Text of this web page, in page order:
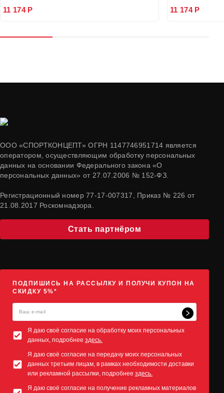
11 174 Р 11 174 Р
ООО «СПОРТКОНЦЕПТ» ОГРН 1147746951714 является
оператором, осуществляющим обработку персональных
данных на основании Федерального закона «О
персональных данных» от 27.07.2006 № 152-ФЗ.
Регистрационный номер 77-17-007317, Приказ № 226 от
21.08.2017 Роскомнадзора.
Стать партнёром
ПОДПИШИСЬ НА РАССЫЛКУ И ПОЛУЧИ КУПОН НА
СКИДКУ 5%*
Я даю своё согласие на обработку моих персональных
данных, подробнее здесь.
Я даю своё согласие на передачу моих персональных
данных третьим лицам, в рамках необходимости доставки
или рекламной рассылки, подробнее здесь.
Я даю своё согласие на получение рекламных материалов